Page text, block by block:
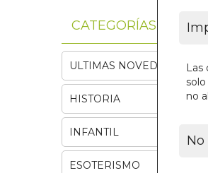
Las
no
CATEGORÍAS
ULTIMAS NOVEDADES
HISTORIA
INFANTIL
ESOTERISMO